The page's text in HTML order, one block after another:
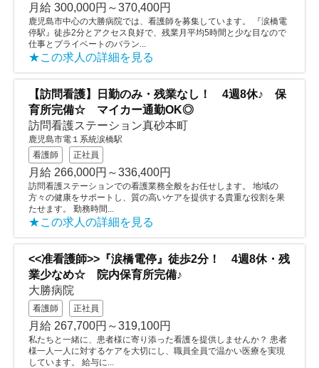
月給 300,000円～370,400円
鹿児島市中心の大勝病院では、看護師を募集しています。 『涙橋電
停駅』徒歩2分とアクセス良好で、残業月平均5時間と少な目なので
仕事とプライベートのバラン...
★この求人の詳細を見る
【訪問看護】日勤のみ・残業なし！ 4週8休♪ 保
育所完備☆ マイカー通勤OK◎
訪問看護ステーション真砂本町
鹿児島市電１系統涙橋駅
看護師
正社員
月給 266,000円～336,400円
訪問看護ステーションでの看護業務全般をお任せします。 地域の
方々の健康をサポートし、質の高いケアを提供する貴重な役割を果
たせます。 勤務時間...
★この求人の詳細を見る
<<准看護師>>『涙橋電停』徒歩2分！ 4週8休・残
業少なめ☆ 院内保育所完備♪
大勝病院
看護師 正社員
月給 267,700円～319,100円
私たちと一緒に、患者様に寄り添った看護を提供しませんか？ 患者
様一人一人に対するケアを大切にし、職員全員で温かい医療を実現
しています。 給与に...